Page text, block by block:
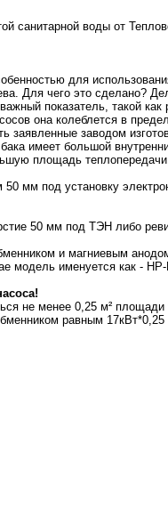
санитарной воды от
для
Для чего это сделано?
показатель, такой
она колеблется в
заявленные заводом
имеет большой
площадь
мм под установку
50 мм под ТЭН либо
и магниевым
модель именуется как - HP-
не менее 0,25 м² площади
равным 17кВт*0,25